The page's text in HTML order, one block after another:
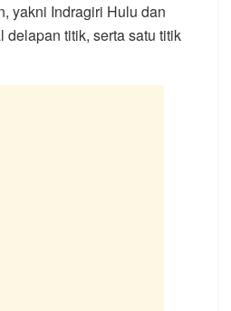
yakni Indragiri Hulu dan
delapan titik, serta satu titik